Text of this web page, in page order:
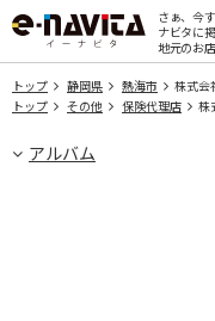
さぁ、今
ナビタに
地元のお
トップ 静岡県 熱海市
株式会
トップ
その他 保険代理店 株
アルバム